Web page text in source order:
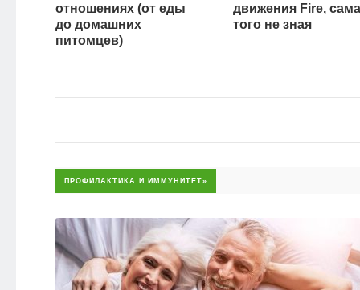
отношениях (от еды
до домашних
питомцев)
движения Fire, сама
того не зная
ПРОФИЛАКТИКА И ИММУНИТЕТ»